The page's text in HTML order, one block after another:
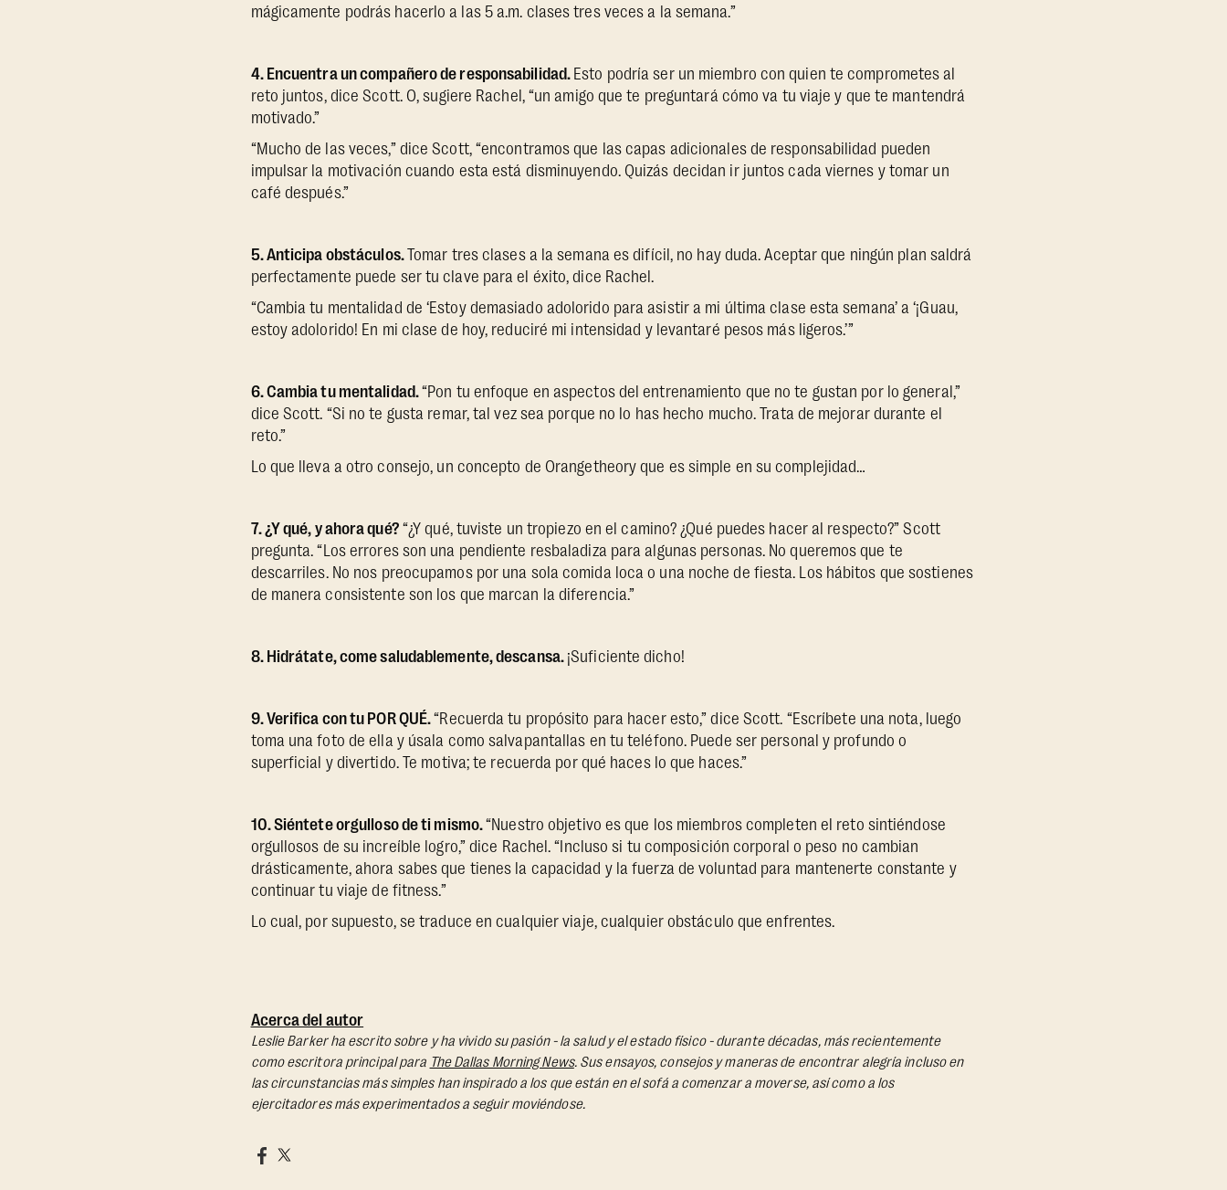
mágicamente podrás hacerlo a las 5 a.m. clases tres veces a la semana.”
4. Encuentra un compañero de responsabilidad. Esto podría ser un miembro con quien te comprometes al
reto juntos, dice Scott. O, sugiere Rachel, “un amigo que te preguntará cómo va tu viaje y que te mantendrá
motivado.”
“Mucho de las veces,” dice Scott, “encontramos que las capas adicionales de responsabilidad pueden
impulsar la motivación cuando esta está disminuyendo. Quizás decidan ir juntos cada viernes y tomar un
café después.”
5. Anticipa obstáculos.Tomar tres clases a la semana es difícil, no hay duda. Aceptar que ningún plan saldrá
perfectamente puede ser tu clave para el éxito, dice Rachel.
“Cambia tu mentalidad de ‘Estoy demasiado adolorido para asistir a mi última clase esta semana’ a ‘¡Guau,
estoy adolorido! En mi clase de hoy, reduciré mi intensidad y levantaré pesos más ligeros.’”
6. Cambia tu mentalidad.“Pon tu enfoque en aspectos del entrenamiento que no te gustan por lo general,”
dice Scott. “Si no te gusta remar, tal vez sea porque no lo has hecho mucho. Trata de mejorar durante el
reto.”
Lo que lleva a otro consejo, un concepto de Orangetheory que es simple en su complejidad…
7. ¿Y qué, y ahora qué? “¿Y qué, tuviste un tropiezo en el camino? ¿Qué puedes hacer al respecto?” Scott
pregunta. “Los errores son una pendiente resbaladiza para algunas personas. No queremos que te
descarriles. No nos preocupamos por una sola comida loca o una noche de fiesta. Los hábitos que sostienes
de manera consistente son los que marcan la diferencia.”
8. Hidrátate, come saludablemente, descansa. ¡Suficiente dicho!
9. Verifica con tu POR QUÉ.“Recuerda tu propósito para hacer esto,” dice Scott. “Escríbete una nota, luego
toma una foto de ella y úsala como salvapantallas en tu teléfono. Puede ser personal y profundo o
superficial y divertido. Te motiva; te recuerda por qué haces lo que haces.”
10. Siéntete orgulloso de ti mismo.“Nuestro objetivo es que los miembros completen el reto sintiéndose
orgullosos de su increíble logro,” dice Rachel. “Incluso si tu composición corporal o peso no cambian
drásticamente, ahora sabes que tienes la capacidad y la fuerza de voluntad para mantenerte constante y
continuar tu viaje de fitness.”
Lo cual, por supuesto, se traduce en cualquier viaje, cualquier obstáculo que enfrentes.
Acerca del autor
Leslie Barker ha escrito sobre y ha vivido su pasión - la salud y el estado físico - durante décadas, más recientemente
como escritora principal para The Dallas Morning News. Sus ensayos, consejos y maneras de encontrar alegría incluso en
las circunstancias más simples han inspirado a los que están en el sofá a comenzar a moverse, así como a los
ejercitadores más experimentados a seguir moviéndose.